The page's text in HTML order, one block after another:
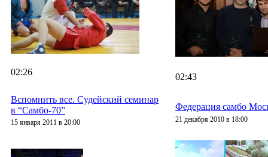
02:26
Вспомнить все. Судейский семинар
в “Самбо-70”
15 января 2011 в 20:00
02:43
Федерация самбо
21 декабря 2010 в 18:00